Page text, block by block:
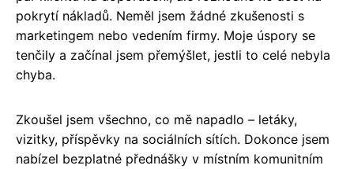
pokrytí nákladů. Neměl jsem žádné zkušenosti s
marketingem nebo vedením firmy. Moje úspory se
tenčily a začínal jsem přemýšlet, jestli to celé nebyla
chyba.
Zkoušel jsem všechno, co mě napadlo – letáky,
vizitky, příspěvky na sociálních sítích. Dokonce jsem
nabízel bezplatné přednášky v místním komunitním